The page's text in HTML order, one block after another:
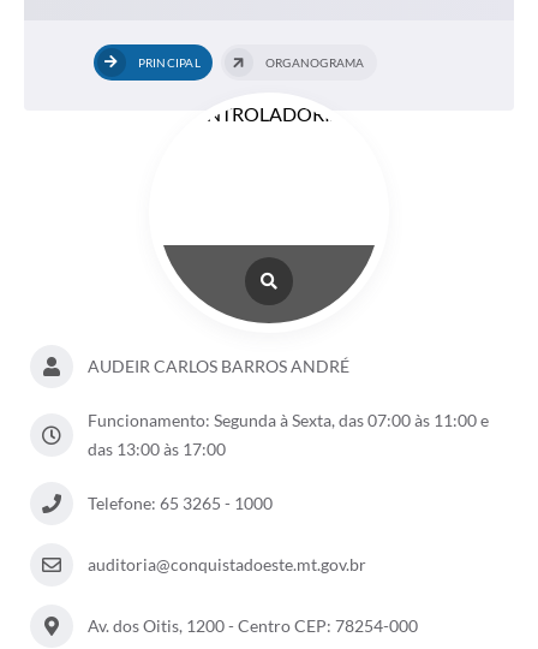
PRINCIPAL ORGANOGRAMA
AUDEIR CARLOS BARROS ANDRÉ
Funcionamento: Segunda à Sexta, das 07:00 às 11:00 e
das 13:00 às 17:00
Telefone: 65 3265 - 1000
auditoria@conquistadoeste.mt.gov.br
Av. dos Oitis, 1200 - Centro CEP: 78254-000